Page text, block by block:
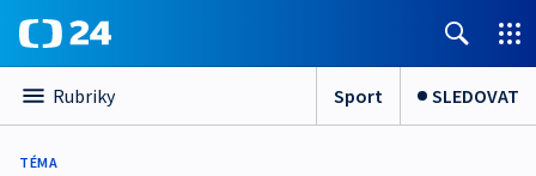
Rubriky Sport SLEDOVAT
TÉMA